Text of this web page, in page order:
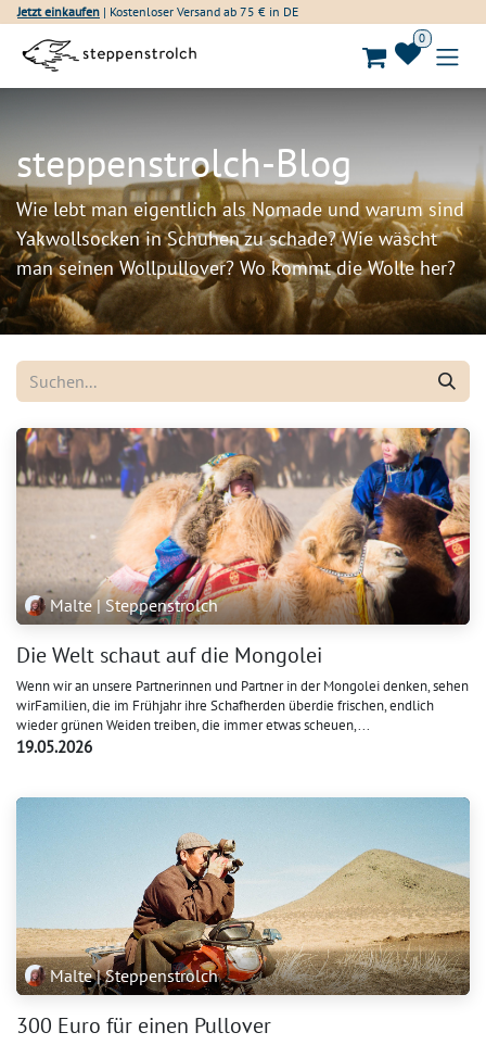
Zum Inhalt springen
Jetzt einkaufen | Kostenloser Versand ab 75 € in DE
0
steppenstrolch-Blog
Wie lebt man eigentlich als Nomade und warum sind
Yakwollsocken in Schuhen zu schade? Wie wäscht
man seinen Wollpullover? Wo kommt die Wolle her?
Malte | Steppenstrolch
Die Welt schaut auf die Mongolei
Wenn wir an unsere Partnerinnen und Partner in der Mongolei denken, sehen
wirFamilien, die im Frühjahr ihre Schafherden überdie frischen, endlich
wieder grünen Weiden treiben, die immer etwas scheuen,...
19.05.2026
Malte | Steppenstrolch
300 Euro für einen Pullover